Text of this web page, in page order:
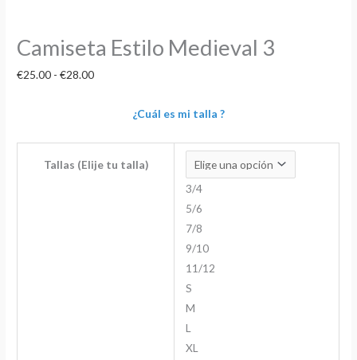
Camiseta Estilo Medieval 3
€25.00 - €28.00
¿Cuál es mi talla ?
Tallas (Elije tu talla)
3/4
5/6
7/8
9/10
11/12
S
M
L
XL